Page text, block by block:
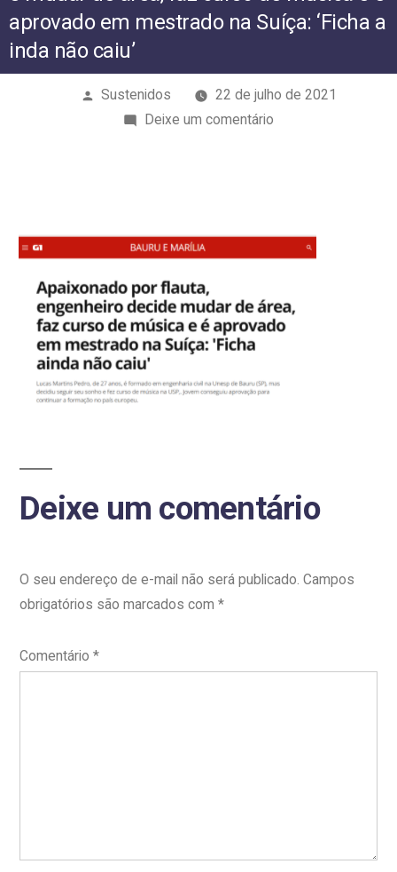
‘Ficha ainda não caiu’
aprovado em mestrado na Suíça: ‘Ficha a
inda não caiu’
Publicado
Sustenidos
22 de julho de 2021
Deixe um comentárioem
decide
área,
de
aprovado
em
Deixe um comentário
O seu endereço de e-mail não será publicado. Campos
obrigatórios são marcados com *
Comentário *